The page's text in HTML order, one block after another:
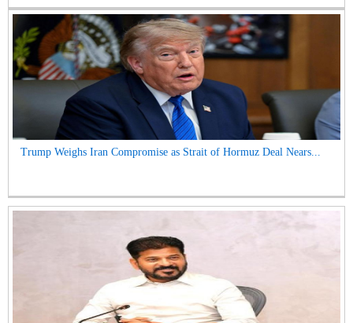
Trump Weighs Iran Compromise as Strait of Hormuz Deal Nears...